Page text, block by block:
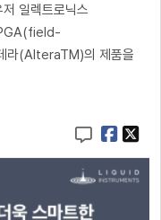
일렉트로닉스
(AlteraTM)의 제품을